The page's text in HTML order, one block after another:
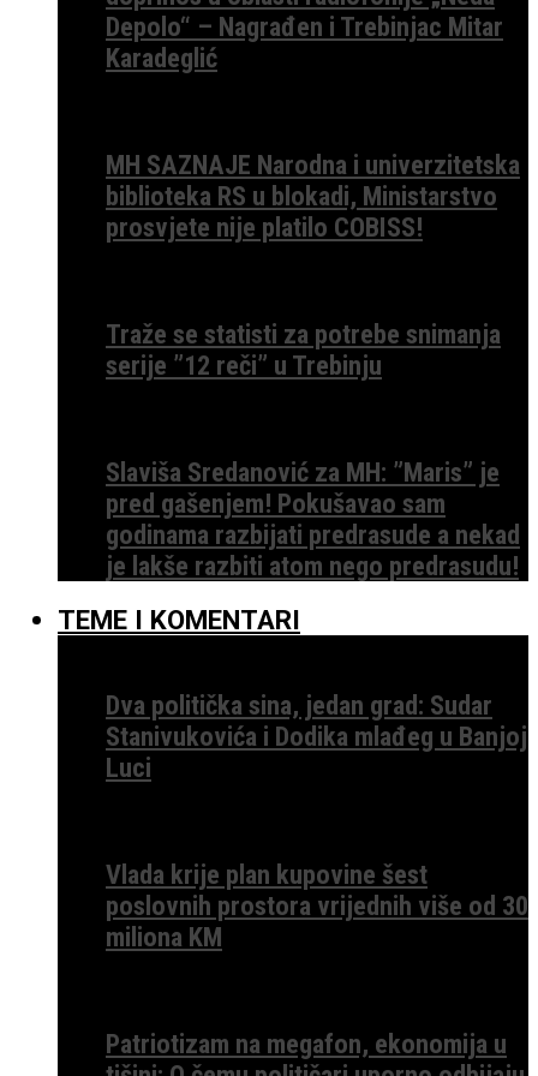
Depolo“ – Nagrađen i Trebinjac Mitar
Karadeglić
MH SAZNAJE Narodna i univerzitetska
biblioteka RS u blokadi, Ministarstvo
prosvjete nije platilo COBISS!
Traže se statisti za potrebe snimanja
serije ”12 reči” u Trebinju
Slaviša Sredanović za MH: ”Maris” je
pred gašenjem! Pokušavao sam
godinama razbijati predrasude a nekad
je lakše razbiti atom nego predrasudu!
TEME I KOMENTARI
Dva politička sina, jedan grad: Sudar
Stanivukovića i Dodika mlađeg u Banjoj
Luci
Vlada krije plan kupovine šest
poslovnih prostora vrijednih više od 30
miliona KM
Patriotizam na megafon, ekonomija u